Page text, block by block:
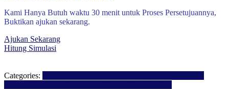
Kami Hanya Butuh waktu 30 menit untuk Proses Persetujuannya,
Buktikan ajukan sekarang.
Ajukan Sekarang
Hitung Simulasi
Categories: